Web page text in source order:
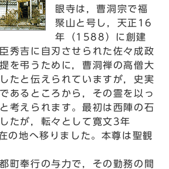
眼寺は，曹洞宗で福
聚山と号し，天正16
年（1588）に創建
秀吉に自刃させられた佐々成政
を弔うために，曹洞禅の高僧大
たと伝えられていますが，史実
あるところから，その霊を以っ
考えられます。最初は西陣の石
たが，転々として寛文3年
の地へ移りました。本尊は聖観
町奉行の与力で，その勤務の間